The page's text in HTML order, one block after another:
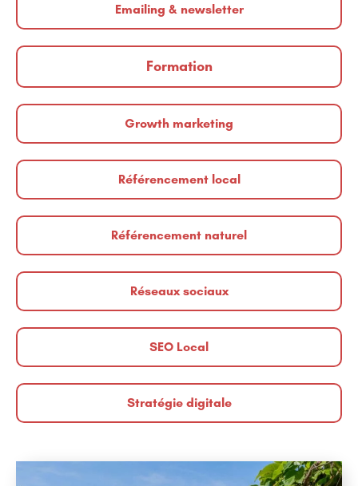
Emailing & newsletter
Formation
Growth marketing
Référencement local
Référencement naturel
Réseaux sociaux
SEO Local
Stratégie digitale